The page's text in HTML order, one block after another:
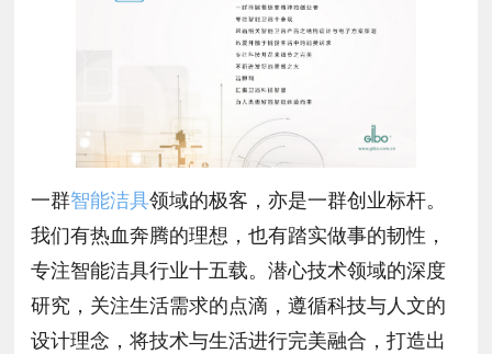
一群智能洁具领域的极客，亦是一群创业标杆。
我们有热血奔腾的理想，也有踏实做事的韧性，
专注智能洁具行业十五载。潜心技术领域的深度
研究，关注生活需求的点滴，遵循科技与人文的
设计理念，将技术与生活进行完美融合，打造出